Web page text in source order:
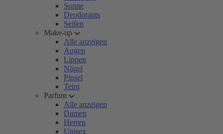
Sonne
Deodorants
Seifen
Make-up
Alle anzeigen
Augen
Lippen
Nägel
Pinsel
Teint
Parfum
Alle anzeigen
Damen
Herren
Unisex